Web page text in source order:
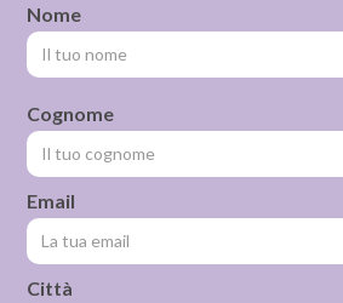
Nome
Cognome
Email
Città